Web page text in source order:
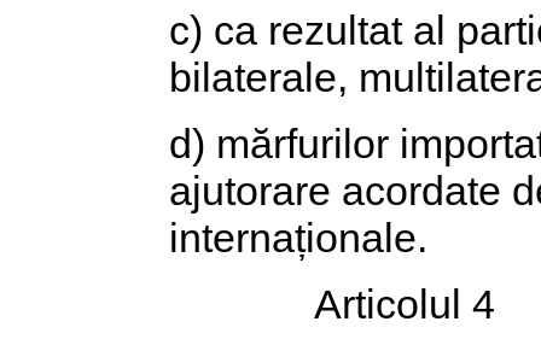
c) ca rezultat al
bilaterale,
d) mărfurilor
ajutorare acordate
internaționale.
Articolul 4